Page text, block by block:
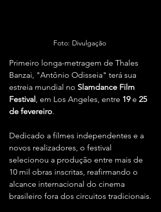
Foto: Divulgação
Primeiro longa-metragem de Thales
Banzai, "Antônio Odisseia" terá sua
estreia mundial no Slamdance Film
Festival, em Los Angeles, entre 19 e 25
de fevereiro.
Dedicado a filmes independentes e a
novos realizadores, o festival
selecionou a produção entre mais de
10 mil obras inscritas, reafirmando o
alcance internacional do cinema
brasileiro fora dos circuitos tradicionais.